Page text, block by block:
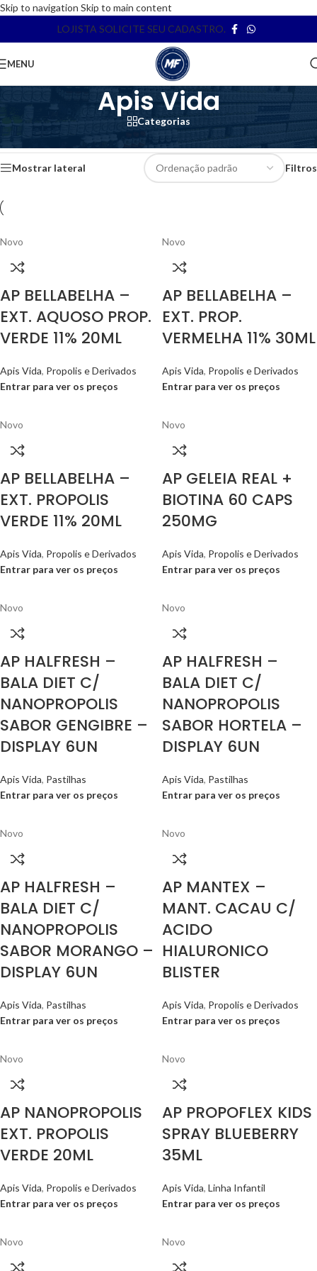
Skip to navigation Skip to main content
LOJISTA SOLICITE SEU CADASTRO.
MENU
Apis Vida
Categorias
Exibindo 1–12 de 13 resultados
Mostrar lateral Filtros
Novo
AP BELLABELHA –
EXT. AQUOSO PROP.
VERDE 11% 20ML
Apis Vida, Propolis e Derivados
Entrar para ver os preços
Novo
AP BELLABELHA –
EXT. PROP.
VERMELHA 11% 30ML
Apis Vida, Propolis e Derivados
Entrar para ver os preços
Novo
AP BELLABELHA –
EXT. PROPOLIS
VERDE 11% 20ML
Apis Vida, Propolis e Derivados
Entrar para ver os preços
Novo
AP GELEIA REAL +
BIOTINA 60 CAPS
250MG
Apis Vida, Propolis e Derivados
Entrar para ver os preços
Novo
AP HALFRESH –
BALA DIET C/
NANOPROPOLIS
SABOR GENGIBRE –
DISPLAY 6UN
Apis Vida, Pastilhas
Entrar para ver os preços
Novo
AP HALFRESH –
BALA DIET C/
NANOPROPOLIS
SABOR HORTELA –
DISPLAY 6UN
Apis Vida, Pastilhas
Entrar para ver os preços
Novo
AP HALFRESH –
BALA DIET C/
NANOPROPOLIS
SABOR MORANGO –
DISPLAY 6UN
Apis Vida, Pastilhas
Entrar para ver os preços
Novo
AP MANTEX –
MANT. CACAU C/
ACIDO
HIALURONICO
BLISTER
Apis Vida, Propolis e Derivados
Entrar para ver os preços
Novo
AP NANOPROPOLIS
EXT. PROPOLIS
VERDE 20ML
Apis Vida, Propolis e Derivados
Entrar para ver os preços
Novo
AP PROPOFLEX KIDS
SPRAY BLUEBERRY
35ML
Apis Vida, Linha Infantil
Entrar para ver os preços
Novo Novo